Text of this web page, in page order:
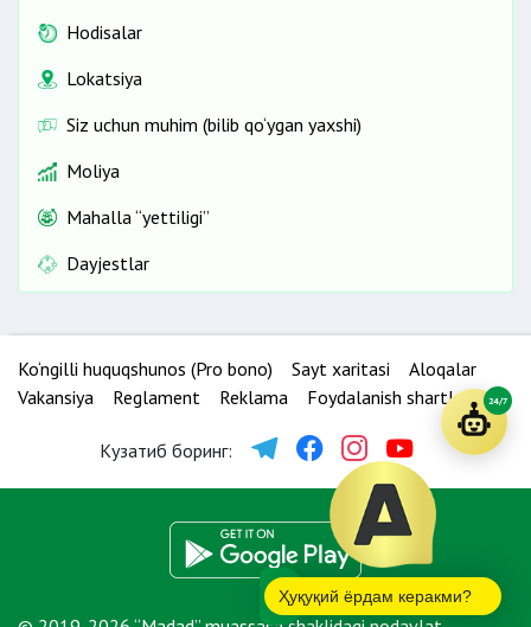
Hodisalar
Lokatsiya
Siz uchun muhim (bilib qo‘ygan yaxshi)
Moliya
Mahalla “yettiligi”
Dayjestlar
Ko‘ngilli huquqshunos (Pro bono) Sayt xaritasi
Aloqalar
Vakansiya
Reglament Reklama Foydalanish shartlari
Кузатиб боринг:
Ҳуқуқий ёрдам керакми?
24/7